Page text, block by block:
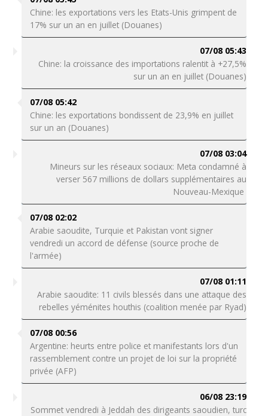
Chine: les exportations vers les Etats-Unis grimpent de
17% sur un an en juillet (Douanes)
07/08 05:43
Chine: la croissance des importations ralentit à +27,5%
sur un an en juillet (Douanes)
07/08 05:42
Chine: les exportations bondissent de 23,9% en juillet
sur un an (Douanes)
07/08 03:04
Mineurs sur les réseaux sociaux: Meta condamné à
verser 567 millions de dollars supplémentaires au
Nouveau-Mexique
07/08 02:02
Arabie saoudite, Turquie et Pakistan vont signer
vendredi un accord de défense (source proche de
l'armée)
07/08 01:11
Arabie saoudite: 11 civils blessés dans une attaque des
rebelles yéménites houthis (coalition menée par Ryad)
07/08 00:56
Argentine: heurts entre police et manifestants lors d'un
rassemblement contre un projet de loi sur la propriété
privée (AFP)
06/08 23:19
Sommet vendredi à Jeddah des dirigeants saoudien, turc